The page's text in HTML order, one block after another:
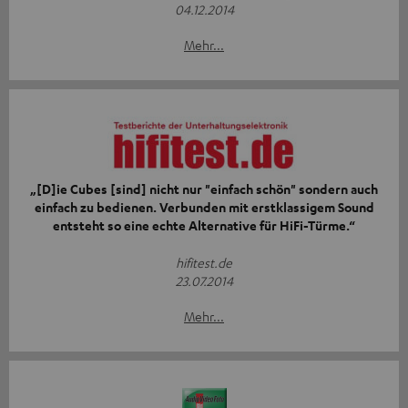
04.12.2014
Mehr...
„[D]ie Cubes [sind] nicht nur "einfach schön" sondern auch
einfach zu bedienen. Verbunden mit erstklassigem Sound
entsteht so eine echte Alternative für HiFi-Türme.“
hifitest.de
23.07.2014
Mehr...